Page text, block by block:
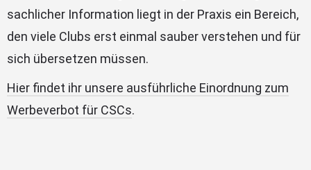
sachlicher Information liegt in der Praxis ein Bereich,
den viele Clubs erst einmal sauber verstehen und für
sich übersetzen müssen.
Hier findet ihr unsere ausführliche Einordnung zum
Werbeverbot für CSCs.